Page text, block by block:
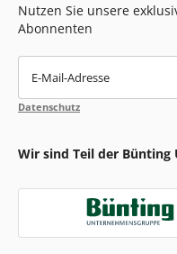
Nutzen Sie unsere
Abonnenten
E-Mail-Adresse
Datenschutz
Wir sind Teil der